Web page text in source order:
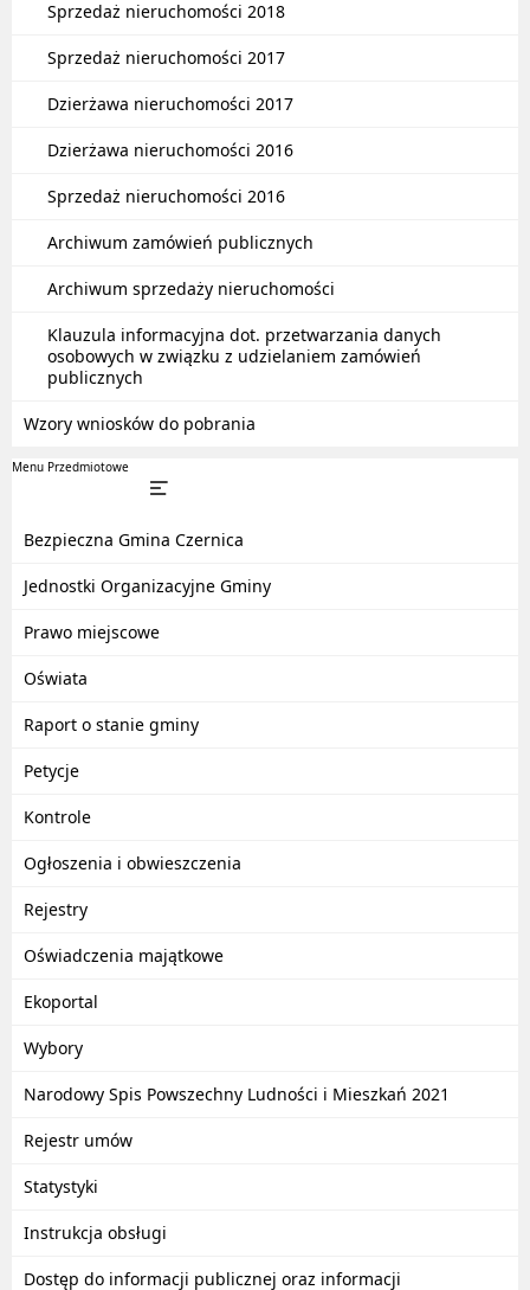
Sprzedaż nieruchomości 2018
Sprzedaż nieruchomości 2017
Dzierżawa nieruchomości 2017
Dzierżawa nieruchomości 2016
Sprzedaż nieruchomości 2016
Archiwum zamówień publicznych
Archiwum sprzedaży nieruchomości
Klauzula informacyjna dot. przetwarzania danych
osobowych w związku z udzielaniem zamówień
publicznych
Wzory wniosków do pobrania
Menu Przedmiotowe
Bezpieczna Gmina Czernica
Jednostki Organizacyjne Gminy
Prawo miejscowe
Oświata
Raport o stanie gminy
Petycje
Kontrole
Ogłoszenia i obwieszczenia
Rejestry
Oświadczenia majątkowe
Ekoportal
Wybory
Narodowy Spis Powszechny Ludności i Mieszkań 2021
Rejestr umów
Statystyki
Instrukcja obsługi
Dostęp do informacji publicznej oraz informacji